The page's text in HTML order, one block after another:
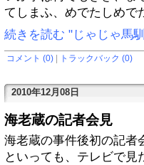
てしまふ、めでたしめで
続きを読む "じゃじゃ馬
コメント (0) トラックバック (0)
2010年12月08日
海老蔵の記者会見
海老蔵の事件後初の記者
といっても、テレビで